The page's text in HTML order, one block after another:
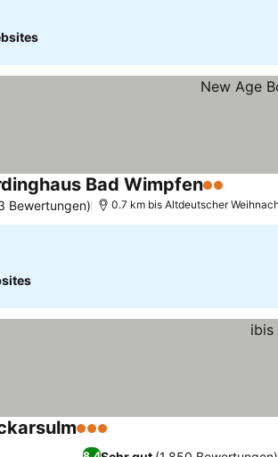
Bad Wimpfen2 Sterne
Bewertungen) 0.7 km bis Altdeutscher
3 Sterne